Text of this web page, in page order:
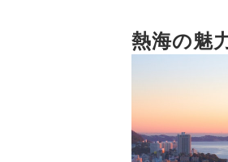
5 グルメも
熱海の魅